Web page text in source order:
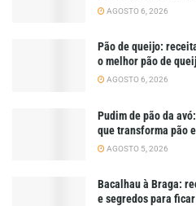
AGOSTO 6, 2026
Pão de queijo:
o melhor pão de
AGOSTO 6, 2026
Pudim de pão da
que transforma pão
AGOSTO 5, 2026
Bacalhau à Braga:
e segredos para